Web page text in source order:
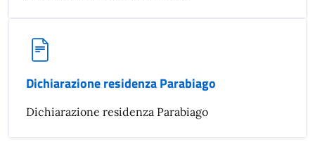
Dichiarazione residenza Parabiago
Dichiarazione residenza Parabiago